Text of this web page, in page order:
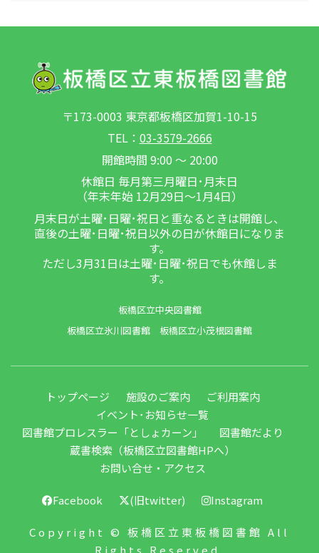
〒173-0003 東京都板橋区加賀1-10-15
TEL： 03-3579-2666
開館時間 9:00 ～ 20:00
休館日 毎月第三月曜日･月末日
（年末年始 12月29日～1月4日）
月末日が土曜･日曜･祝日と重なるときは開館し、
直後の土曜･日曜･祝日以外の日が休館日になりま
す。
ただし3月31日は土曜･日曜･祝日でも休館しま
す。
板橋区立中央図書館
板橋区立氷川図書館
板橋区立小茂根図書館
トップページ 施設のご案内
ご利用案内
イベント･お知らせ一覧
図書館プロレスラー「としょカーン」
図書館だより
蔵書検索（板橋区立図書館HPへ）
お問い合せ・アクセス
Facebook (旧twitter) Instagram
Copyright © 板橋区立東板橋図書館 All
Rights Reserved.